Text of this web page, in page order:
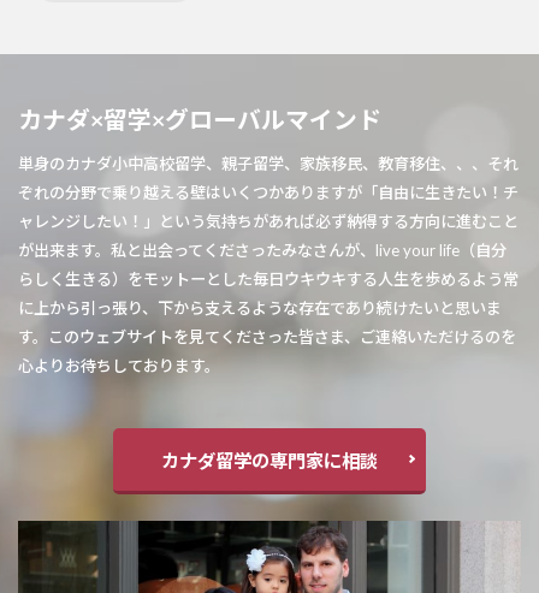
カナダ×留学×グローバルマインド
単身のカナダ小中高校留学、親子留学、家族移民、教育移住、、、それ
ぞれの分野で乗り越える壁はいくつかありますが「自由に生きたい！チ
ャレンジしたい！」という気持ちがあれば必ず納得する方向に進むこと
が出来ます。私と出会ってくださったみなさんが、live your life（自分
らしく生きる）をモットーとした毎日ウキウキする人生を歩めるよう常
に上から引っ張り、下から支えるような存在であり続けたいと思いま
す。このウェブサイトを見てくださった皆さま、ご連絡いただけるのを
心よりお待ちしております。
カナダ留学の専門家に相談